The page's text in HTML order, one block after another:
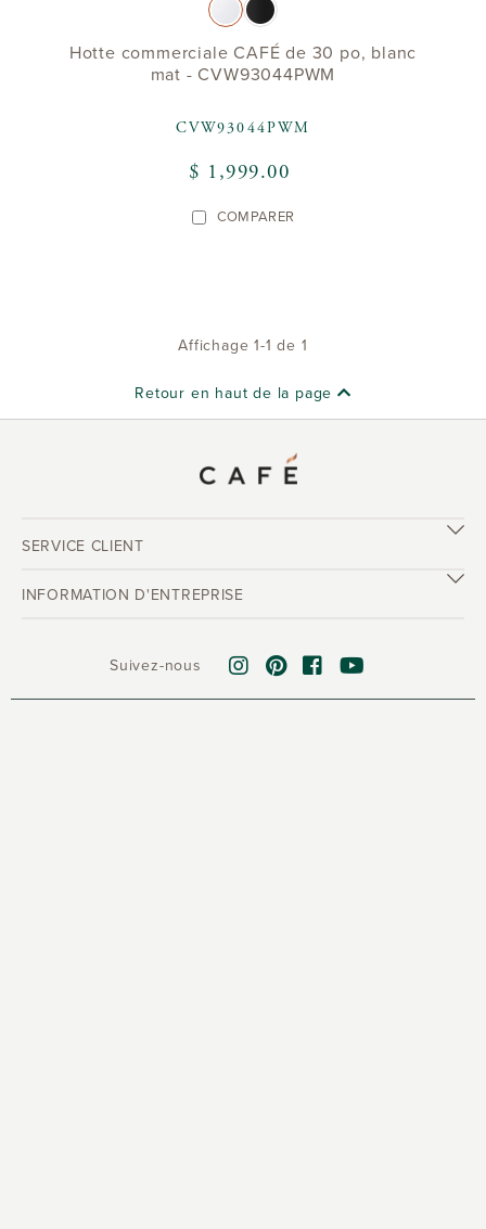
Hotte commerciale CAFÉ de 30 po, blanc
mat - CVW93044PWM
CVW93044PWM
$ 1,999.00
COMPARER
Affichage 1-1 de 1
Retour en haut de la page
SERVICE CLIENT
INFORMATION D'ENTREPRISE
Suivez-nous